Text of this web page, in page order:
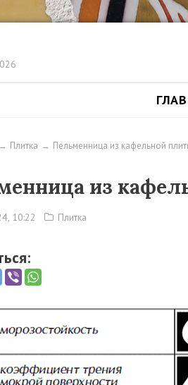
Плитка Пельменница из кафельной
из
10:22 Плитка